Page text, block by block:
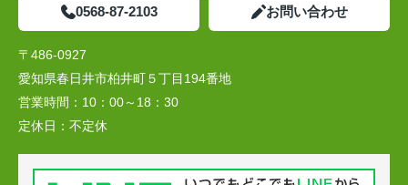
0568-87-2103 お問い合わせ
〒486-0927
愛知県春日井市柏井町５丁目194番地
営業時間： 10：00～18：30
定休日： 不定休